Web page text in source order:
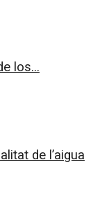
los...
de l’aigua